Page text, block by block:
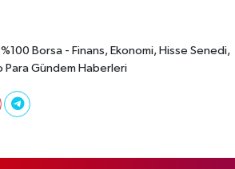
Borsa - Finans, Ekonomi, Hisse Senedi,
Para Gündem Haberleri